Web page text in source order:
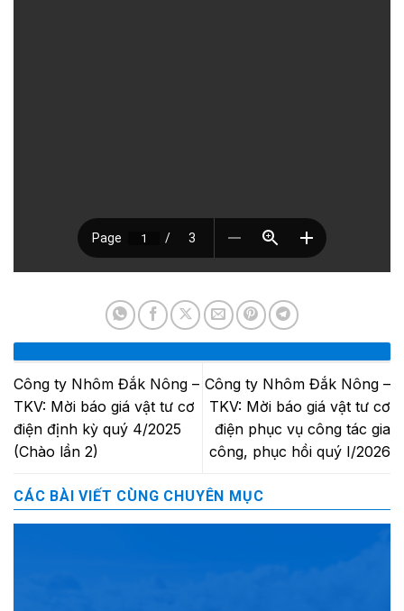
Công ty Nhôm Đắk Nông –
TKV: Mời báo giá vật tư cơ
điện định kỳ quý 4/2025
(Chào lần 2)
Công ty Nhôm Đắk Nông –
TKV: Mời báo giá vật tư cơ
điện phục vụ công tác gia
công, phục hồi quý I/2026
CÁC BÀI VIẾT CÙNG CHUYÊN MỤC